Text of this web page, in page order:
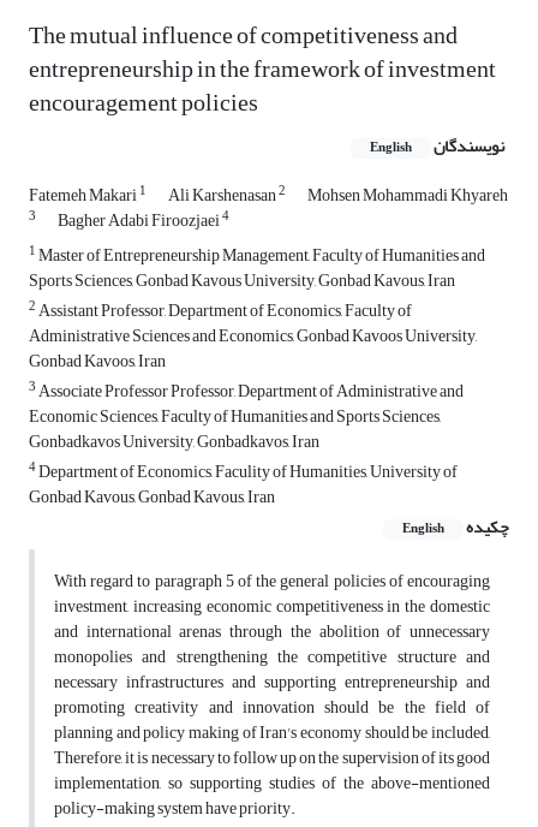
The mutual influence of competitiveness and
entrepreneurship in the framework of investment
encouragement policies
نویسندگان English
Fatemeh Makari1 Ali Karshenasan2 Mohsen Mohammadi Khyareh
3 Bagher Adabi Firoozjaei4
1Master of Entrepreneurship Management, Faculty of Humanities and
Sports Sciences, Gonbad Kavous University, Gonbad Kavous, Iran
2Assistant Professor, Department of Economics, Faculty of
Administrative Sciences and Economics, Gonbad Kavoos University,
Gonbad Kavoos, Iran
3Associate Professor Professor, Department of Administrative and
Economic Sciences, Faculty of Humanities and Sports Sciences,
Gonbadkavos University, Gonbadkavos, Iran
4Department of Economics, Faculity of Humanities, University of
Gonbad Kavous, Gonbad Kavous, Iran
چکیده
English
With regard to paragraph 5 of the general policies of encouraging
investment, increasing economic competitiveness in the domestic
and international arenas through the abolition of unnecessary
monopolies and strengthening the competitive structure and
necessary infrastructures and supporting entrepreneurship and
promoting creativity and innovation should be the field of
planning and policy making of Iran's economy should be included,
Therefore, it is necessary to follow up on the supervision of its good
implementation, so supporting studies of the above-mentioned
policy-making system have priority.